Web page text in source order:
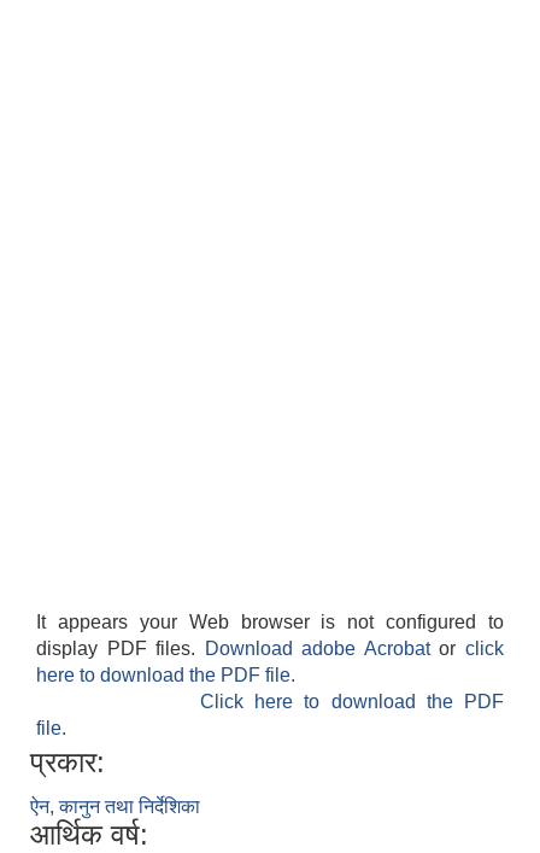
It appears your Web browser is not configured to
display PDF files.
Download adobe Acrobatorclick
here to download the PDF file.
Click here to download the PDF
file.
प्रकार:
ऐन, कानुन तथा निर्देशिका
आर्थिक वर्ष: